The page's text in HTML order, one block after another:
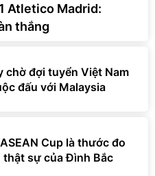
Atletico Madrid:
thắng
chờ đợi tuyển Việt Nam
đấu với Malaysia
Cup là thước đo
thật sự của Đình Bắc